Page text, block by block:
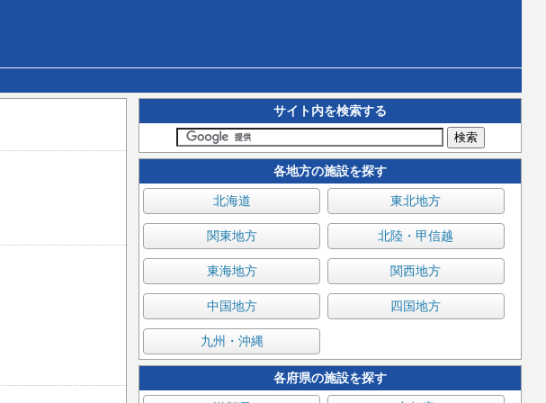
サイト内を検索する
各地方の施設を探す
北海道 東北地方
関東地方 北陸・甲信越
東海地方 関西地方
中国地方 四国地方
九州・沖縄
各府県の施設を探す